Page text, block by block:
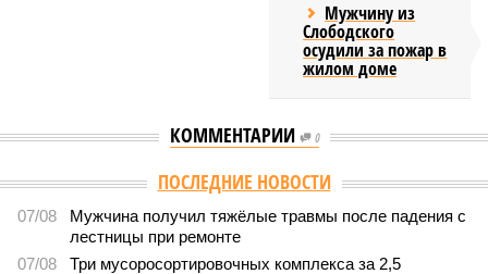
Мужчину из
Слободского
осудили за пожар в
жилом доме
КОММЕНТАРИИ 0
ПОСЛЕДНИЕ НОВОСТИ
07/08
Мужчина получил тяжёлые травмы после падения с
лестницы при ремонте
07/08
Три мусоросортировочных комплекса за 2,5